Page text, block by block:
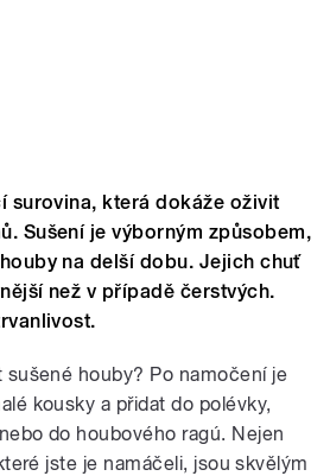
surovina, která dokáže oživit
Sušení je výborným způsobem,
na delší dobu. Jejich chuť
než v případě čerstvých.
sušené houby? Po namočení je
kousky a přidat do polévky,
do houbového ragú. Nejen
jste je namáčeli, jsou skvělým